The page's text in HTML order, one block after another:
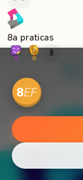
8a praticas
0 0 🐛